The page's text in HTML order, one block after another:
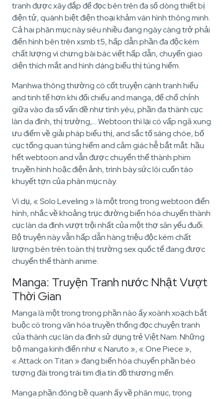
tranh được xây đắp để đọc bên trên đa số dòng thiết bị
điện tử, quánh biệt điện thoại khảm ván hình thông minh.
Cả hai phân mục này siêu nhiều đang ngày càng trở phải
điển hình bên trên xsmb t5, hấp dẫn phần đa độc kém
chất lượng vì chưng bài bác viết hấp dẫn, chuyển giao
diện thích mắt and hình dáng biểu thị túng hiểm.
Manhwa thông thường có cốt truyện cạnh tranh hiểu
and tinh tế hơn khi đối chiếu and manga, để chổ chính
giữa vào đa số vấn đề như tình yêu, phần đa thành cục
làn da đình, thị trường,… Webtoon thì lại có vấp ngã xung
ưu điểm về giải pháp biểu thị, and sắc tố sáng chóe, bố
cục tổng quan túng hiểm and cảm giác hễ bắt mắt. hầu
hết webtoon and vẫn được chuyển thể thành phim
truyền hình hoặc điện ảnh, trình bày sức lôi cuốn táo
khuyết tợn của phân mục này.
Ví dụ, « Solo Leveling » là một trong trong webtoon điển
hình, nhắc về khoảng trục đường biến hóa chuyển thành
cục làn da đình vượt trội nhất của một thợ săn yếu đuối.
Bộ truyện này vẫn hấp dẫn hàng triệu độc kém chất
lượng bên trên toàn thị trường sex quốc tế đang được
chuyển thể thành anime.
Manga: Truyện Tranh nước Nhật Vượt
Thời Gian
Manga là một trong trong phần nào ấy xoành xoạch bắt
buộc có trong văn hóa truyền thống đọc chuyện tranh
của thành cục làn da đình sử dụng trẻ Việt Nam. Những
bộ manga kinh điển như « Naruto », « One Piece »,
« Attack on Titan » đang biến hóa chuyển phần béo
tượng đài trong trái tim địa tín đồ thương mến.
Manga phần đông bề quanh ấy về phân mục, trong